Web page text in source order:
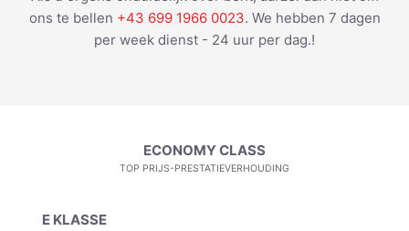
ons te bellen +43 699 1966 0023. We hebben 7 dagen
per week dienst - 24 uur per dag.!
ECONOMY CLASS
TOP PRIJS-PRESTATIEVERHOUDING
E KLASSE